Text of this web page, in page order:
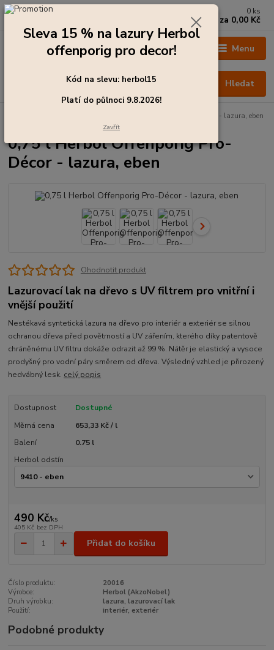
Menu
Hledat
+420 273 136 255
0 ks
za 0,00 Kč
0,75 l Herbol Offenporig Pro-Décor - lazura, eben
0,75 l Herbol Offenporig Pro-
Décor - lazura, eben
Ohodnotit produkt
Lazurovací lak na dřevo s UV filtrem pro vnitřní i
vnější použití
Nestékavá syntetická lazura na dřevo pro interiér a exteriér se silnou
ochranou dřeva před povětrností a UV zářením, kterého díky patentově
chráněnému UV filtru dokáže odrazit až 99 %. Nátěr je elastický a vysoce
prodyšný pro vodní páry směrem od dřeva. Výsledný vzhled je přirozený
hedvábný lesk. celý popis
Dostupnost
Dostupné
Měrná cena
653,33 Kč / l
Balení
0.75 l
Herbol odstín
490 Kč/ks
405 Kč bez DPH
Přidat do košíku
Číslo produktu:
20016
Výrobce:
Herbol (AkzoNobel)
Druh výrobku:
lazura, lazurovací lak
Použití:
interiér, exteriér
Podobné produkty
Sleva 15 % na lazury Herbol
offenporig pro decor!
Kód na slevu: herbol15
Platí do půlnoci 9.8.2026!
Zavřít